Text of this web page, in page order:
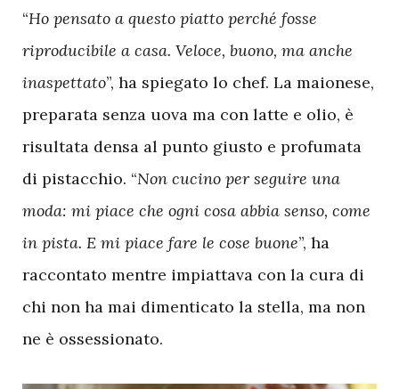
“Ho pensato a questo piatto perché fosse
riproducibile a casa. Veloce, buono, ma anche
inaspettato”, ha spiegato lo chef. La maionese,
preparata senza uova ma con latte e olio, è
risultata densa al punto giusto e profumata
di pistacchio. “Non cucino per seguire una
moda: mi piace che ogni cosa abbia senso, come
in pista. E mi piace fare le cose buone”, ha
raccontato mentre impiattava con la cura di
chi non ha mai dimenticato la stella, ma non
ne è ossessionato.